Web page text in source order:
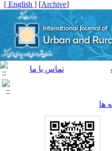
[
Archive
]
[ English ]
تماس با ما
ها